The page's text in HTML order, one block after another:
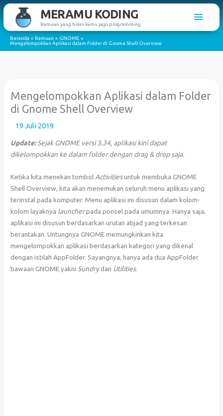
Lewati
konten
MERAMU KODING
Ramuan yang bikin kamu jago programming
Menu
Beranda Ramuan
GNOME
Mengelompokkan Aplikasi dalam Folder di Gnome Shell Overview
Mengelompokkan Aplikasi dalam Folder
di Gnome Shell Overview
19 Juli 2019
Update:Sejak GNOME versi 3.34, aplikasi kini dapat
dikelompokkan ke dalam folder dengan drag & drop saja.
Ketika kita menekan tombolActivitiesuntuk membuka GNOME
Shell Overview, kita akan menemukan seluruh menu aplikasi yang
terinstal pada komputer. Menu aplikasi ini disusun dalam kolom-
kolom layaknya launcherpada ponsel pada umumnya. Hanya saja,
aplikasi ini disusun berdasarkan urutan abjad yang terkesan
berantakan. Untungnya GNOME memungkinkan kita
mengelompokkan aplikasi berdasarkan kategori yang dikenal
dengan istilah AppFolder. Sayangnya, hanya ada dua AppFolder
bawaan GNOME yakniSundrydan Utilities.